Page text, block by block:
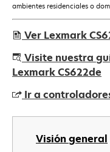
ambientes residenciales o
Ver Lexmark
se
abre
una
pestaña
Visite nuestra
Lexmark CS622de
Ir a
se
Visión general